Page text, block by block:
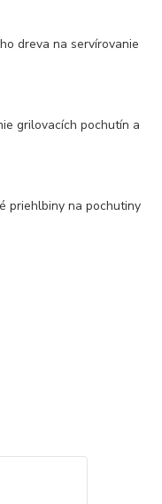
dreva na servírovanie
grilovacích pochutín a
priehlbiny na pochutiny